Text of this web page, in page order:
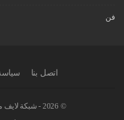
فن
اتصل بنا
© 2026 - شبكة لايف ميديا. جميع الحقوق محفوظة.